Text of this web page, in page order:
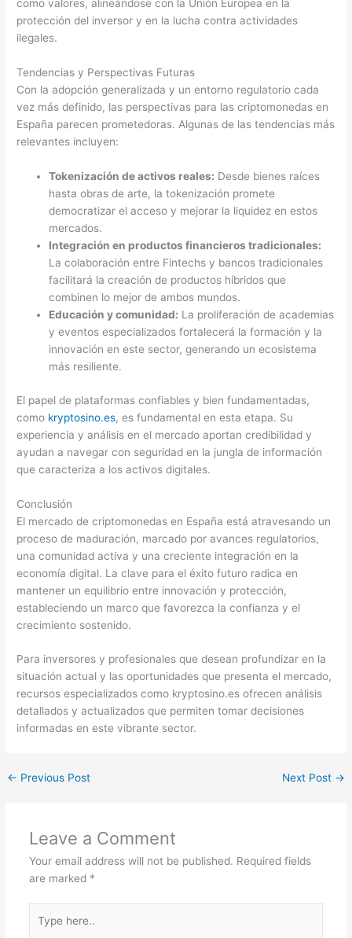
como valores, alineándose con la Unión Europea en la
protección del inversor y en la lucha contra actividades
ilegales.
Tendencias y Perspectivas Futuras
Con la adopción generalizada y un entorno regulatorio cada
vez más definido, las perspectivas para las criptomonedas en
España parecen prometedoras. Algunas de las tendencias más
relevantes incluyen:
Tokenización de activos reales: Desde bienes raíces
hasta obras de arte, la tokenización promete
democratizar el acceso y mejorar la liquidez en estos
mercados.
Integración en productos financieros tradicionales:
La colaboración entre Fintechs y bancos tradicionales
facilitará la creación de productos híbridos que
combinen lo mejor de ambos mundos.
Educación y comunidad: La proliferación de academias
y eventos especializados fortalecerá la formación y la
innovación en este sector, generando un ecosistema
más resiliente.
El papel de plataformas confiables y bien fundamentadas,
como kryptosino.es, es fundamental en esta etapa. Su
experiencia y análisis en el mercado aportan credibilidad y
ayudan a navegar con seguridad en la jungla de información
que caracteriza a los activos digitales.
Conclusión
El mercado de criptomonedas en España está atravesando un
proceso de maduración, marcado por avances regulatorios,
una comunidad activa y una creciente integración en la
economía digital. La clave para el éxito futuro radica en
mantener un equilibrio entre innovación y protección,
estableciendo un marco que favorezca la confianza y el
crecimiento sostenido.
Para inversores y profesionales que desean profundizar en la
situación actual y las oportunidades que presenta el mercado,
recursos especializados como kryptosino.es ofrecen análisis
detallados y actualizados que permiten tomar decisiones
informadas en este vibrante sector.
← Previous Post Next Post →
Leave a Comment
Your email address will not be published. Required fields
are marked *
here..